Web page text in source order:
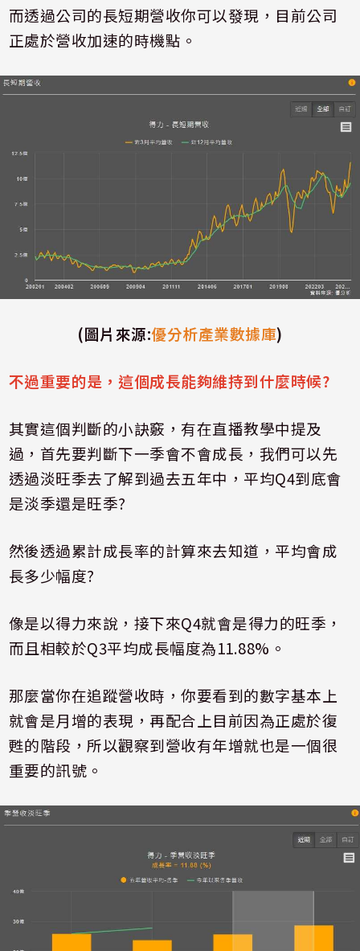
而透過公司的長短期營收你可以發現，目前公司
正處於營收加速的時機點。
(圖片來源:優分析產業數據庫)
不過重要的是，這個成長能夠維持到什麼時候?
其實這個判斷的小訣竅，有在直播教學中提及
過，首先要判斷下一季會不會成長，我們可以先
透過淡旺季去了解到過去五年中，平均Q4到底會
是淡季還是旺季?
然後透過累計成長率的計算來去知道，平均會成
長多少幅度?
像是以得力來說，接下來Q4就會是得力的旺季，
而且相較於Q3平均成長幅度為11.88% 。
那麼當你在追蹤營收時，你要看到的數字基本上
就會是月增的表現，再配合上目前因為正處於復
甦的階段，所以觀察到營收有年增就也是一個很
重要的訊號。